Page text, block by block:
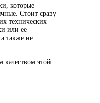
которые
Стоит сразу
технических
или ее
также не
качеством этой